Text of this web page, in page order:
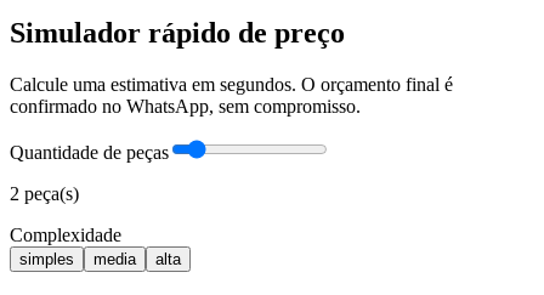
Simulador rápido de preço
Calcule uma estimativa em segundos. O orçamento final é
confirmado no WhatsApp, sem compromisso.
Quantidade de peças
2 peça(s)
Complexidade
simples media alta